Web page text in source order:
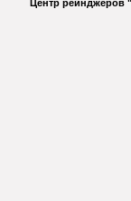
Центр рейнджеров